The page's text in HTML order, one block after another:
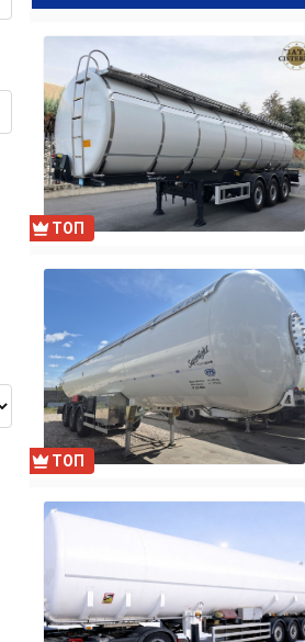
ТОП
ТОП